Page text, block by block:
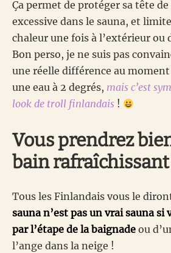
Ça permet de protéger sa tête
excessive dans le sauna, et
chaleur une fois à l’extérieur ou
Bon perso, je ne suis pas
une réelle différence au
une eau à 2 degrés, mais c’est
look de troll finlandais !
Vous prendrez
bain rafraîchissant
Tous les Finlandais vous le
sauna n’est pas un vrai sauna si
par l’étape de la baignade ou
l’ange dans la neige !